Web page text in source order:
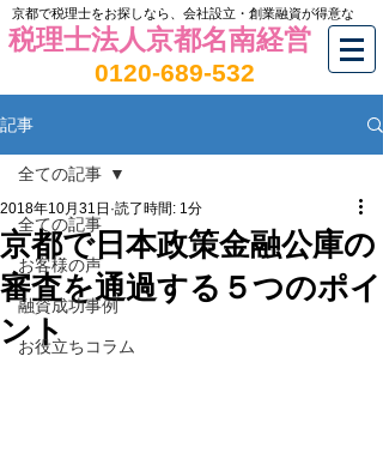
京都で税理士をお探しなら、会社設立・創業融資が得意な
税理士法人京都名南経営
0120-689-532
記事
全ての記事
お客様の声
融資成功事例
お役立ちコラム
全ての記事
京都で日本政策金融公庫の
審査を通過する５つのポイ
ント
2018年10月31日 読了時間: 1分